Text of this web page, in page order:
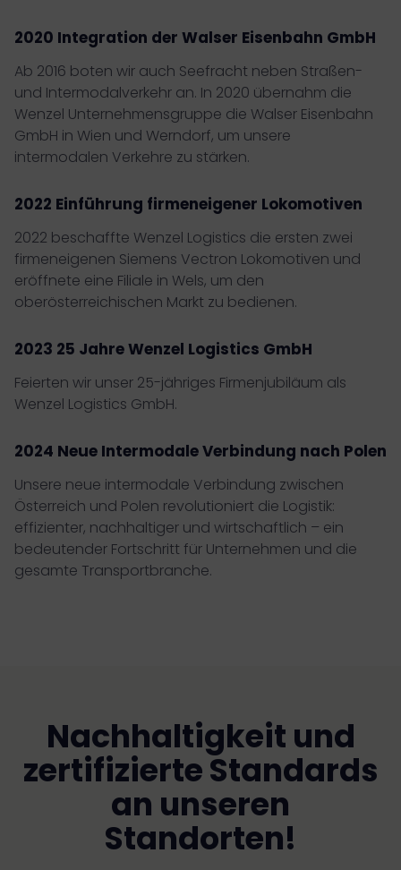
2020 Integration der Walser Eisenbahn GmbH
Ab 2016 boten wir auch Seefracht neben Straßen-
und Intermodalverkehr an. In 2020 übernahm die
Wenzel Unternehmensgruppe die Walser Eisenbahn
GmbH in Wien und Werndorf, um unsere
intermodalen Verkehre zu stärken.
2022 Einführung firmeneigener Lokomotiven
2022 beschaffte Wenzel Logistics die ersten zwei
firmeneigenen Siemens Vectron Lokomotiven und
eröffnete eine Filiale in Wels, um den
oberösterreichischen Markt zu bedienen.
2023 25 Jahre Wenzel Logistics GmbH
Feierten wir unser 25-jähriges Firmenjubiläum als
Wenzel Logistics GmbH.
2024 Neue Intermodale Verbindung nach Polen
Unsere neue intermodale Verbindung zwischen
Österreich und Polen revolutioniert die Logistik:
effizienter, nachhaltiger und wirtschaftlich – ein
bedeutender Fortschritt für Unternehmen und die
gesamte Transportbranche.
Nachhaltigkeit und
zertifizierte Standards
an unseren
Standorten!